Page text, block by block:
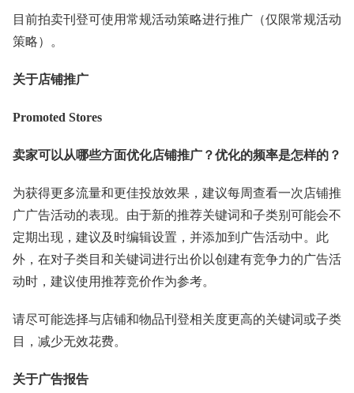
目前拍卖刊登可使用常规活动策略进行推广（仅限常规活动
策略）。
关于店铺推广
Promoted Stores
卖家可以从哪些方面优化店铺推广？优化的频率是怎样的？
为获得更多流量和更佳投放效果，建议每周查看一次店铺推
广广告活动的表现。由于新的推荐关键词和子类别可能会不
定期出现，建议及时编辑设置，并添加到广告活动中。此
外，在对子类目和关键词进行出价以创建有竞争力的广告活
动时，建议使用推荐竞价作为参考。
请尽可能选择与店铺和物品刊登相关度更高的关键词或子类
目，减少无效花费。
关于广告报告